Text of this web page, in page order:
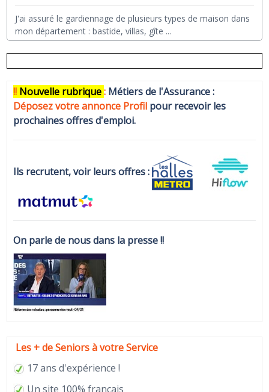
J'ai assuré le gardiennage de plusieurs types de maison dans
mon département : bastide, villas, gîte ...
!! Nouvelle rubrique: Métiers de l'Assurance :
Déposez votre annonce Profil pour recevoir les
prochaines offres d'emploi.
Ils recrutent, voir leurs offres :
On parle de nous dans la presse !!
Les + de Seniors à votre Service
17 ans d'expérience !
Un site 100% français